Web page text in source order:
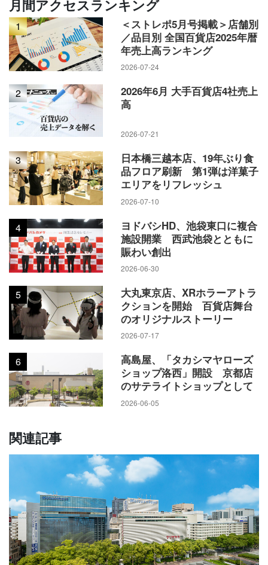
月間アクセスランキング
1
＜ストレポ5月号掲載＞店舗別
／品目別 全国百貨店2025年暦
年売上高ランキング
2026-07-24
2
2026年6月 大手百貨店4社売上
高
2026-07-21
3
日本橋三越本店、19年ぶり食
品フロア刷新 第1弾は洋菓子
エリアをリフレッシュ
2026-07-10
4
ヨドバシHD、池袋東口に複合
施設開業 西武池袋とともに
賑わい創出
2026-06-30
5
大丸東京店、XRホラーアトラ
クションを開始 百貨店舞台
のオリジナルストーリー
2026-07-17
6
高島屋、「タカシマヤローズ
ショップ洛西」開設 京都店
のサテライトショップとして
2026-06-05
関連記事